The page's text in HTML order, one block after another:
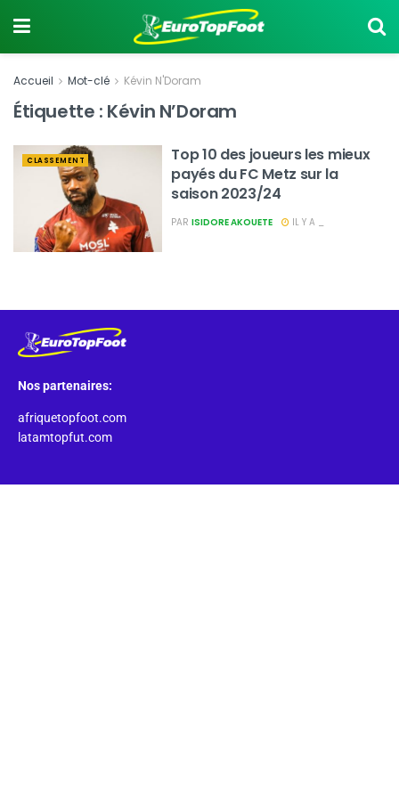
Accueil Mot-clé Kévin N'Doram
Étiquette : Kévin N’Doram
CLASSEMENT
Top 10 des joueurs les mieux
payés du FC Metz sur la
saison 2023/24
PAR ISIDORE AKOUETE IL Y A _
Nos partenaires:
afriquetopfoot.com
latamtopfut.com